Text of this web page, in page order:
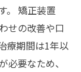
。 矯正装置
せの改善や口
療期間は1年以
必要なため、